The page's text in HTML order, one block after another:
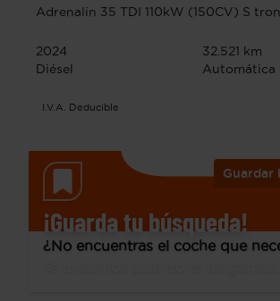
Adrenalin 35 TDI 110kW (150CV) S
2024
32.521 km
Diésel
Automática
I.V.A. Deducible
Guardar
¡Guarda tu búsqueda!
¿No encuentras el coche que